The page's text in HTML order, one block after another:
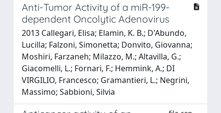
Anti-Tumor Activity of a miR-199-
dependent Oncolytic Adenovirus
2013 Callegari, Elisa; Elamin, K. B.; D'Abundo,
Lucilla; Falzoni, Simonetta; Donvito, Giovanna;
Moshiri, Farzaneh; Milazzo, M.; Altavilla, G.;
Giacomelli, L.; Fornari, F.; Hemmink, A.; DI
VIRGILIO, Francesco; Gramantieri, L.; Negrini,
Massimo; Sabbioni, Silvia